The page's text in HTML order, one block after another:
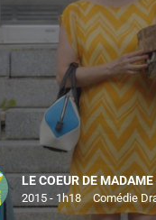
LE COEUR DE
2015 - 1h18 Comédie